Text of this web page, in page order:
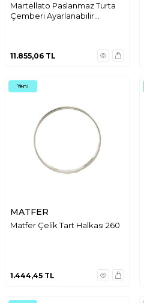
Martellato Paslanmaz Turta
Çemberi Ayarlanabilir
11.855,06 TL
Yeni
MATFER
Matfer Çelik Tart Halkası 260
1.444,45 TL